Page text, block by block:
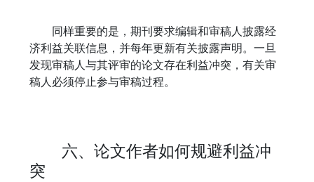
同样重要的是，期刊要求编辑和审稿人披露经
济利益关联信息，并每年更新有关披露声明。一旦
发现审稿人与其评审的论文存在利益冲突，有关审
稿人必须停止参与审稿过程。
六、论文作者如何规避利益冲
突